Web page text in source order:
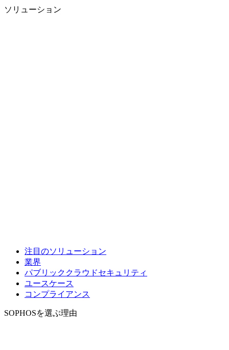
ソリューション
注目のソリューション
業界
パブリッククラウドセキュリティ
ユースケース
コンプライアンス
SOPHOSを選ぶ理由